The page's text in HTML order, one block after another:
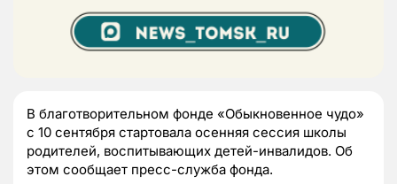
В благотворительном фонде «Обыкновенное чудо»
с 10 сентября стартовала осенняя сессия школы
родителей, воспитывающих детей-инвалидов. Об
этом сообщает пресс-служба фонда.